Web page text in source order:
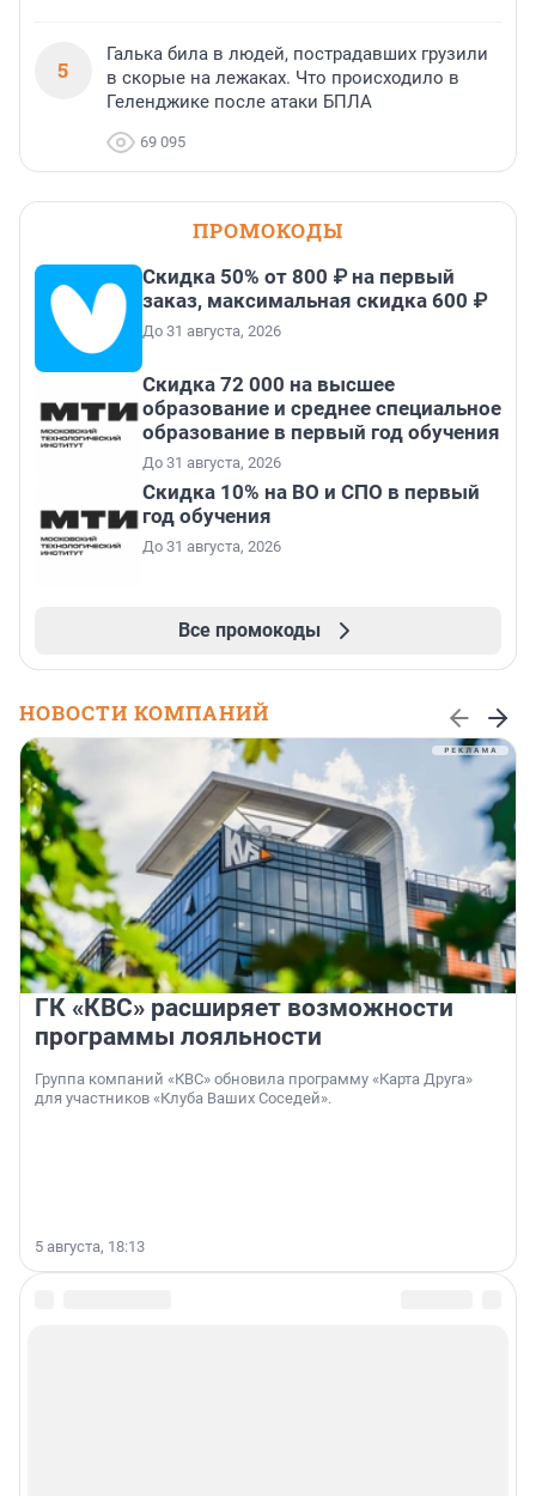
5
Галька била в людей, пострадавших грузили
в скорые на лежаках. Что происходило в
Геленджике после атаки БПЛА
69 095
ПРОМОКОДЫ
Скидка 50% от 800 ₽ на первый
заказ, максимальная скидка 600 ₽
До 31 августа, 2026
Скидка 72 000 на высшее
образование и среднее специальное
образование в первый год обучения
До 31 августа, 2026
Скидка 10% на ВО и СПО в первый
год обучения
До 31 августа, 2026
Все промокоды
НОВОСТИ КОМПАНИЙ
ГК «КВС» расширяет возможности
программы лояльности
Группа компаний «КВС» обновила программу «Карта Друга»
для участников «Клуба Ваших Соседей».
5 августа, 18:13